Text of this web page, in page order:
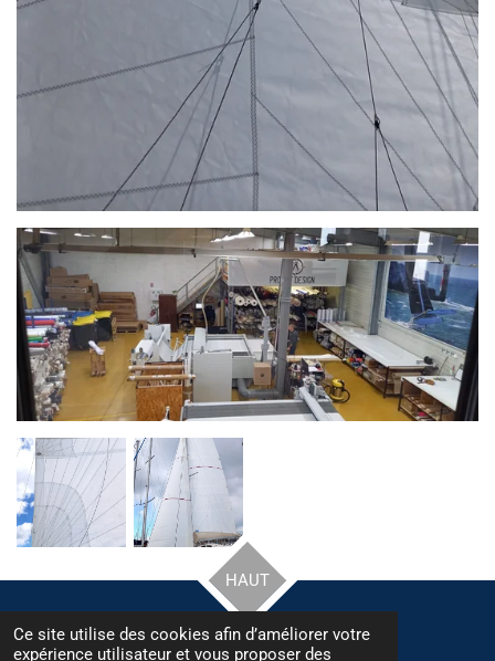
Ce site utilise des cookies afin d’améliorer votre
expérience utilisateur et vous proposer des
HAUT
© 2022 - 2026 VOILERIE du Poulfanc